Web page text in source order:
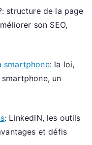
structure de la page
son SEO,
smartphone: la loi,
un
: LinkedIN, les outils
et défis